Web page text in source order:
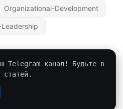
Organizational-Development
Telegram канал! Будьте в
статей.